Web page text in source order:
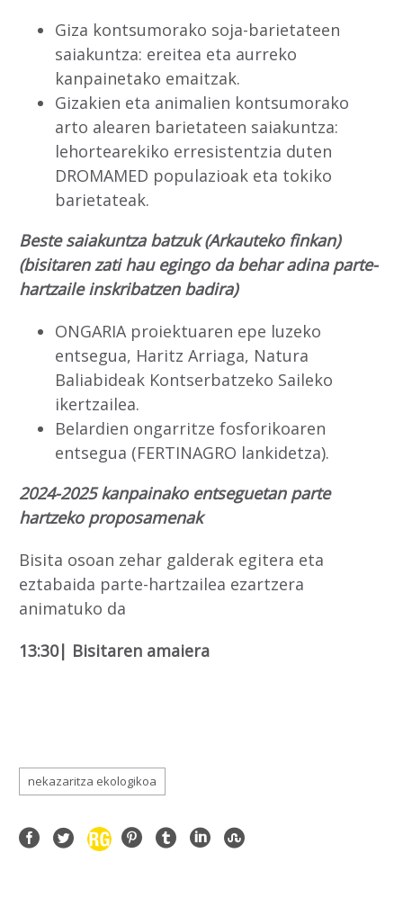
Giza kontsumorako soja-barietateen
saiakuntza: ereitea eta aurreko
kanpainetako emaitzak.
Gizakien eta animalien kontsumorako
arto alearen barietateen saiakuntza:
lehortearekiko erresistentzia duten
DROMAMED populazioak eta tokiko
barietateak.
Beste saiakuntza batzuk (Arkauteko finkan)
(bisitaren zati hau egingo da behar adina parte-
hartzaile inskribatzen badira)
ONGARIA proiektuaren epe luzeko
entsegua, Haritz Arriaga, Natura
Baliabideak Kontserbatzeko Saileko
ikertzailea.
Belardien ongarritze fosforikoaren
entsegua (FERTINAGRO lankidetza).
2024-2025 kanpainako entseguetan parte
hartzeko proposamenak
Bisita osoan zehar galderak egitera eta
eztabaida parte-hartzailea ezartzera
animatuko da
13:30| Bisitaren amaiera
nekazaritza ekologikoa